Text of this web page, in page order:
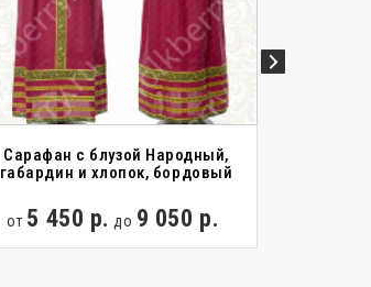
Сарафан с блузой Народный,
габардин и хлопок, бордовый
от 5 450 р. до 9 050 р.